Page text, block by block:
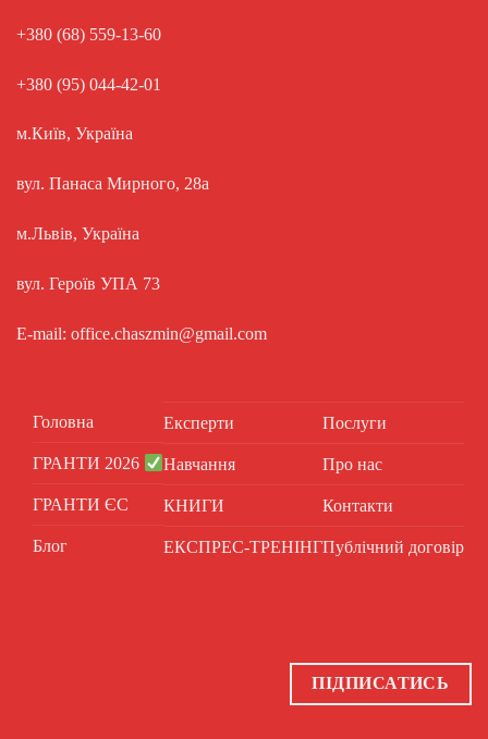
+380 (68) 559-13-60
+380 (95) 044-42-01
м.Київ, Україна
вул. Панаса Мирного, 28а
м.Львів, Україна
вул. Героїв УПА 73
E-mail: office.chaszmin@gmail.com
Головна
ГРАНТИ 2026
ГРАНТИ ЄС
Блог
Експерти
Навчання
КНИГИ
ЕКСПРЕС-ТРЕНІНГ
Послуги
Про нас
Контакти
Публічний договір
ПІДПИСАТИСЬ